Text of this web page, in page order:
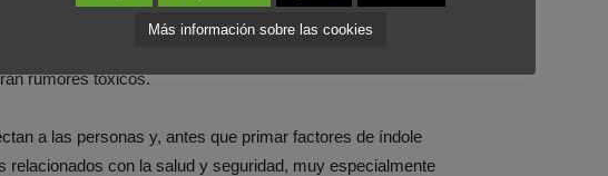
es lo que se dice de cara al exterior, no lo es menos lo
debe enterarse por los medios que la empresa
rumores tóxicos.
a las personas y, antes que primar factores de índole
con la salud y seguridad, muy especialmente
Más información sobre las cookies